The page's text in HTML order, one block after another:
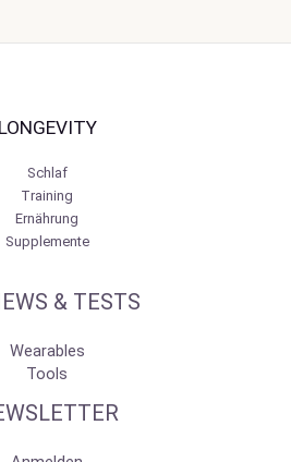
LONGEVITY
Schlaf
Training
Ernährung
Supplemente
& TESTS
Wearables
Tools